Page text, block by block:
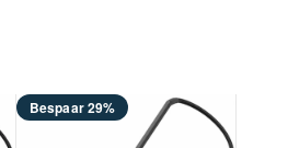
Bespaar 29%